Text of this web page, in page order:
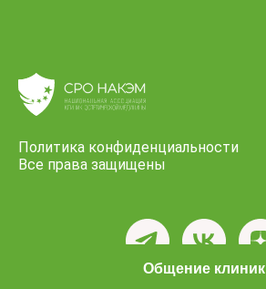
Общение клиник
Политика конфиденциальности
Все права защищены